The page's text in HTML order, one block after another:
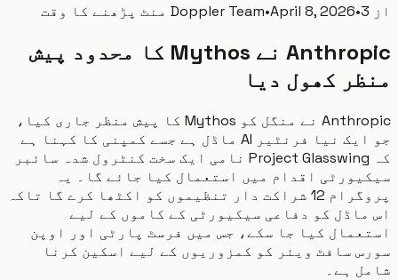
Doppler Team• April 8, 2026•
Anthropic نے Mythos کا محدود پیش
کھول دیا
Anthropic نے منگل کو Mythos کا پیش منظر جاری کیا،
جو ایک نیا فرنٹیر AI ماڈل ہے جسے کمپنی کا کہنا ہے
کہ Project Glasswing نامی ایک سخت کنٹرول شدہ سائبر
اقدام میں استعمال کیا جائے گا۔ یہ
پروگرام 12 شراکت دار تنظیموں کو اکٹھا کرے گا تاکہ
کو دفاعی سیکیورٹی کے کاموں کے لیے
کیا جا سکے، جس میں فرسٹ پارٹی اور اوپن
سافٹ ویئر کو کمزوریوں کے لیے اسکین کرنا
ہے۔